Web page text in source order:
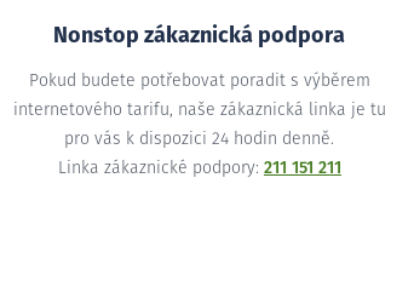
Nonstop zákaznická podpora
Pokud budete potřebovat poradit s výběrem
internetového tarifu, naše zákaznická linka je tu
pro vás k dispozici 24 hodin denně.
Linka zákaznické podpory: 211 151 211